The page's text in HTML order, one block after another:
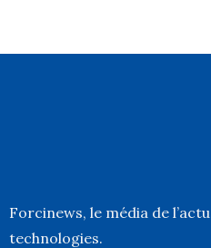
Forcinews, le média de
technologies.